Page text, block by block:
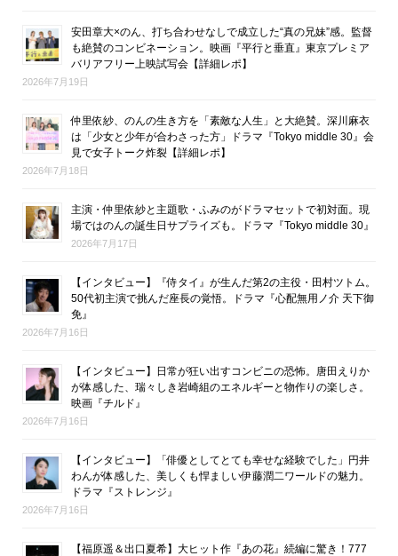
安田章大×のん、打ち合わせなしで成立した“真の兄妹”感。監督
も絶賛のコンビネーション。映画『平行と垂直』東京プレミア
バリアフリー上映試写会【詳細レポ】
2026年7月19日
仲里依紗、のんの生き方を「素敵な人生」と大絶賛。深川麻衣
は「少女と少年が合わさった方」ドラマ『Tokyo middle 30』会
見で女子トーク炸裂【詳細レポ】
2026年7月18日
主演・仲里依紗と主題歌・ふみのがドラマセットで初対面。現
場ではのんの誕生日サプライズも。ドラマ『Tokyo middle 30』
2026年7月17日
【インタビュー】『侍タイ』が生んだ第2の主役・田村ツトム。
50代初主演で挑んだ座長の覚悟。ドラマ『心配無用ノ介 天下御
免』
2026年7月16日
【インタビュー】日常が狂い出すコンビニの恐怖。唐田えりか
が体感した、瑞々しき岩崎組のエネルギーと物作りの楽しさ。
映画『チルド』
2026年7月16日
【インタビュー】「俳優としてとても幸せな経験でした」円井
わんが体感した、美しくも悍ましい伊藤潤二ワールドの魅力。
ドラマ『ストレンジ』
2026年7月16日
【福原遥＆出口夏希】大ヒット作『あの花』続編に驚き！777